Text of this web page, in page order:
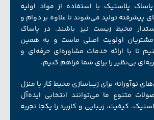
پلاستیک با استفاده از مواد اولیه
پیشرفته تولید می‌شوند تا علاوه بر دوام و
محیط زیست نیز باشند. در پاساک
مشتریان اولویت اصلی ماست و به همین
تا با ارائه خدمات مشاوره‌ای حرفه‌ای و
بی‌نظیر را برای شما فراهم کنیم.
نوآورانه برای زیبا‌سازی محیط کار یا منزل
متنوع ما می‌توانند انتخابی ایده‌آل
کیفیت، زیبایی و کاربرد را یکجا تجربه